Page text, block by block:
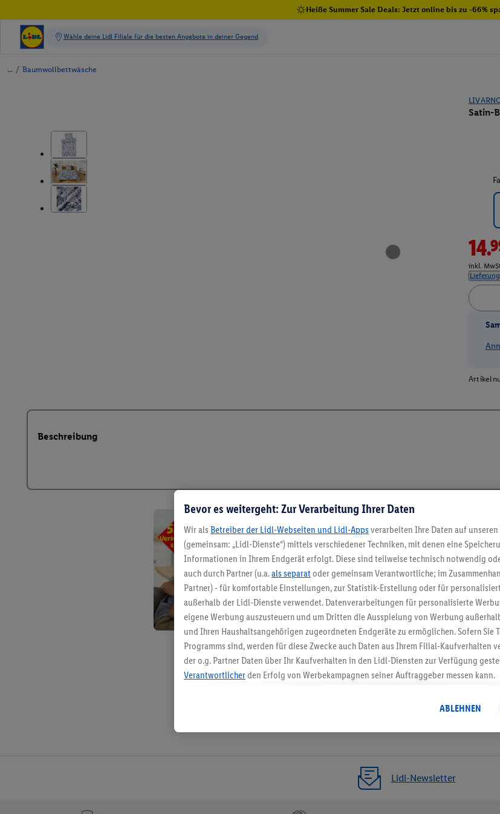
Heiße Summer Sale Deals: Jetzt online bis zu -66%
/ Baumwollbettwäsche
Satin-
inkl.
Lieferung
Beschreibung
5.95 €
Jetzt zum
Gutschein
Lidl-Newsletter
Bevor es weitergeht: Zur Verarbeitung Ihrer Daten
Wir als Betreiber der Lidl-Webseiten und Lidl-Apps verarbeiten Ihre Daten auf
(gemeinsam: „Lidl-Dienste“) mittels verschiedener Techniken, mit denen eine
Informationen in Ihrem Endgerät erfolgt. Diese sind teilweise technisch notwendig
auch durch Partner (u.a.als separat oder gemeinsam Verantwortliche; im
Partner) - für komfortable Einstellungen, zur Statistik-Erstellung oder für
außerhalb der Lidl-Dienste verwendet. Datenverarbeitungen für personalisierte
eigene Werbung auszusteuern und um Dritten die Ausspielung von Werbung
und Ihren Haushaltsangehörigen zugeordneten Endgeräte zu ermöglichen. Sofern Sie
Programms sind, werden für diese Zwecke auch Daten aus Ihrem Filial-Kaufverhalten
der o.g. Partner Daten über Ihr Kaufverhalten in den Lidl-Diensten zur Verfügung
Verantwortlicherden Erfolg von Werbekampagnen seiner Auftraggeber messen kann.
angereicherten Profilen. Dies umfasst die Zusammenführung von Daten (z.B. über
Kaufverhalten in den Lidl-Diensten, Informationen aus Ihrem Kundenkonto - z.B. Alter
genauen Standortdaten) auch über verschiedene Endgeräte und Lidl-Dienste hinweg
Erfolgsmessung der Werbung, zur Zielgruppenforschung, zur Entwicklung von
Sicherung und Optimierung dieser Werbeausspielungen.
ABLEHNEN